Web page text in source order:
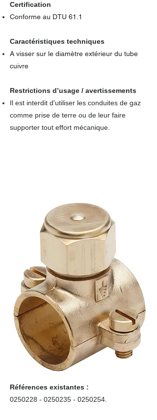
Certification
Conforme au DTU 61.1
Caractéristiques techniques
A visser sur le diamètre extérieur du tube
cuivre
Restrictions d’usage / avertissements
Il est interdit d'utiliser les conduites de gaz
comme prise de terre ou de leur faire
supporter tout effort mécanique.
Références existantes :
0250228 - 0250235 - 0250254